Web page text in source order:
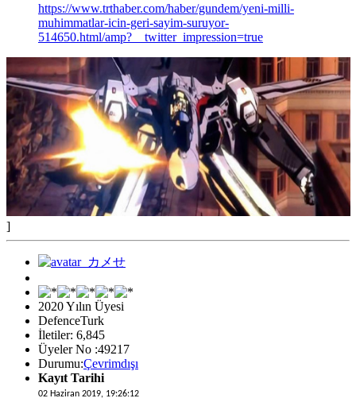
https://www.trthaber.com/haber/gundem/yeni-milli-
muhimmatlar-icin-geri-sayim-suruyor-
514650.html/amp?__twitter_impression=true
]
2020 Yılın Üyesi
DefenceTurk
İletiler: 6,845
Üyeler No :49217
Durumu:Çevrimdışı
Kayıt Tarihi
02 Haziran 2019, 19:26:12